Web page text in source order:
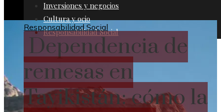
Inversiones y negocios
Cultura y ocio
Responsabilidad Social
Responsabilidad Social
Dependencia de
remesas en
Tayikistán: cómo la